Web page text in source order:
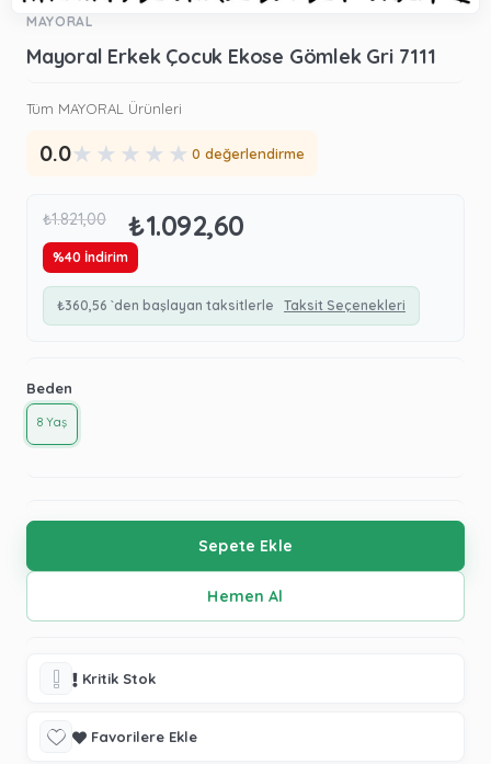
MAYORAL
Mayoral Erkek Çocuk Ekose Gömlek Gri 7111
Tüm MAYORAL Ürünleri
0.0★ ★ ★ ★ ★ 0 değerlendirme
₺1.821,00 ₺1.092,60
%40 İndirim
₺360,56 `den başlayan taksitlerle Taksit Seçenekleri
Beden
8 Yaş
Kritik Stok
Favorilere Ekle